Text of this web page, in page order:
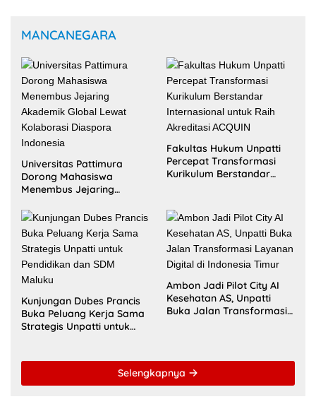
MANCANEGARA
Universitas Pattimura
Dorong Mahasiswa
Menembus Jejaring
Kolaborasi Diaspora
Indonesia
Fakultas Hukum Unpatti
Percepat Transformasi
Kurikulum Berstandar
Kunjungan Dubes Prancis
Buka Peluang Kerja Sama
Strategis Unpatti untuk
Ambon Jadi Pilot City AI
Kesehatan AS, Unpatti
Buka Jalan Transformasi
Selengkapnya